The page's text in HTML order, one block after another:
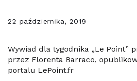
22 października, 2019
Wywiad dla tygodnika „Le Point”
przez Florenta Barraco,
portalu LePoint.fr